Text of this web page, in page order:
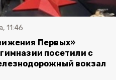
11:46
Первых»
посетили с
вокзал